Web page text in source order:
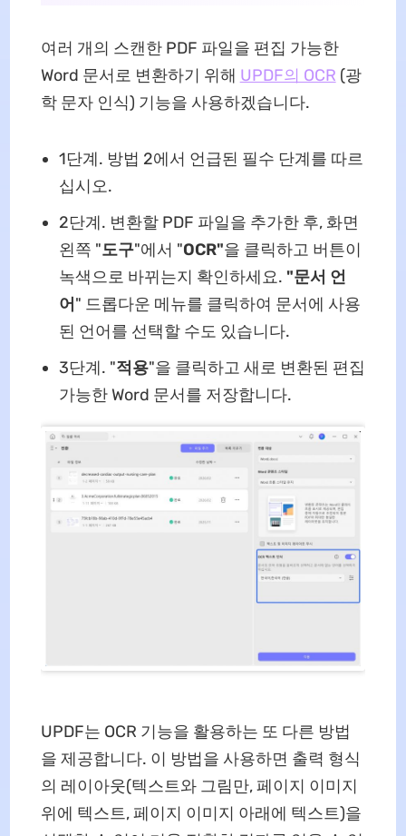
여러 개의 스캔한 PDF 파일을 편집 가능한
Word 문서로 변환하기 위해 UPDF의 OCR (광
학 문자 인식) 기능을 사용하겠습니다.
1단계. 방법 2에서 언급된 필수 단계를 따르
십시오.
2단계. 변환할 PDF 파일을 추가한 후, 화면
왼쪽 "도구"에서 "OCR"을 클릭하고 버튼이
녹색으로 바뀌는지 확인하세요. "문서 언
어 " 드롭다운 메뉴를 클릭하여 문서에 사용
된 언어를 선택할 수도 있습니다.
3단계. "적용"을 클릭하고 새로 변환된 편집
가능한 Word 문서를 저장합니다.
UPDF는 OCR 기능을 활용하는 또 다른 방법
을 제공합니다. 이 방법을 사용하면 출력 형식
의 레이아웃(텍스트와 그림만, 페이지 이미지
위에 텍스트, 페이지 이미지 아래에 텍스트)을